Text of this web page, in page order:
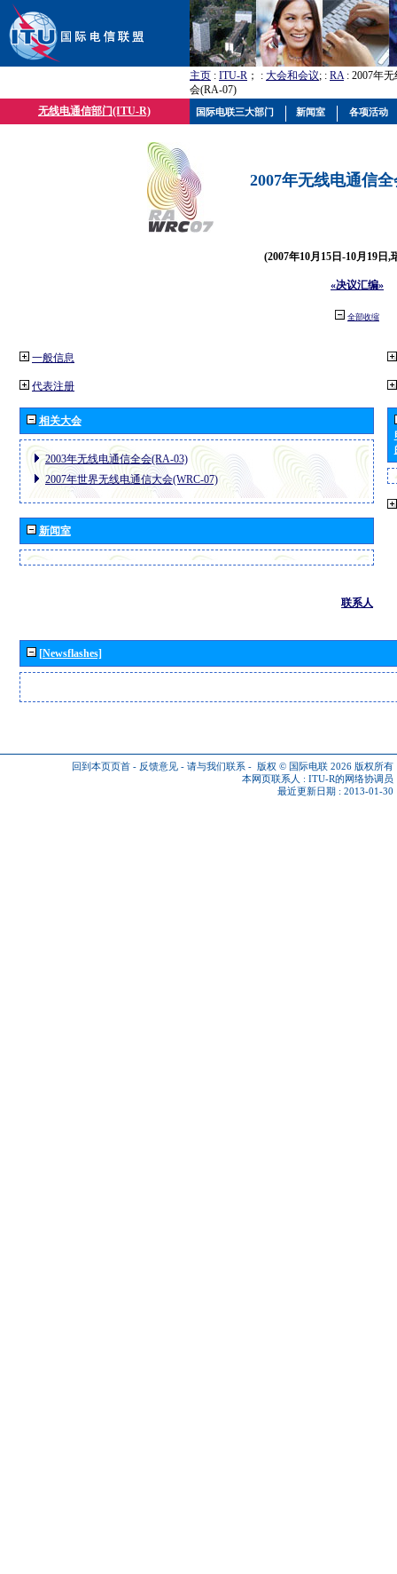
主页 : ITU-R ； : 大会和会议; : RA: 2007年
会(RA-07)
无线电通信部门(ITU-R)
2007年无线电通信
(2007年10月15日-10月19日,
«决议汇编»
全部收缩
一般信息
代表注册
相关大会
2003年无线电通信全会(RA-03)
2007年世界无线电通信大会(WRC-07)
新闻室
联系人
[Newsflashes]
回到本页页首 - 反馈意见 - 请与我们联系 - 版权 © 国际电联 2026 版权所有
本网页联系人 : ITU-R的网络协调员
最近更新日期 : 2013-01-30
国际电联三大部门 新闻室 各项活动